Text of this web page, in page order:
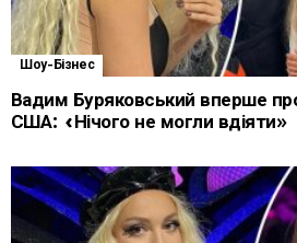
Шоу-Бізнес
Вадим Буряковський вперше
США: «Нічого не могли вдіяти»